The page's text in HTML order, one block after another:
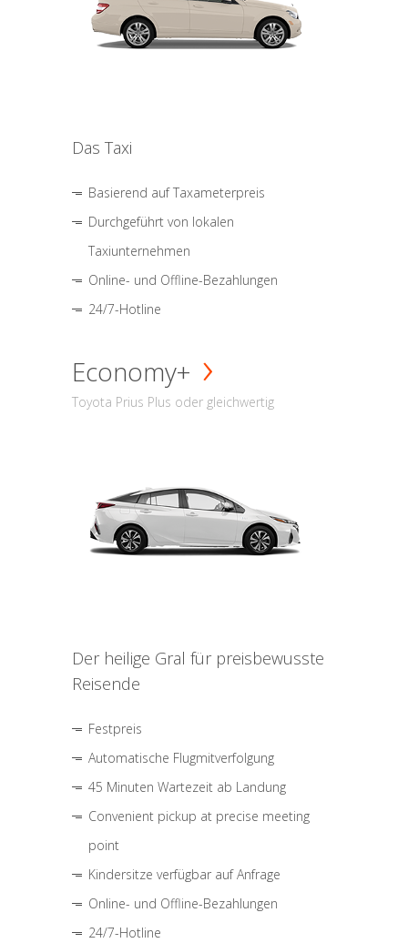
Das Taxi
Basierend auf Taxameterpreis
Durchgeführt von lokalen
Taxiunternehmen
Online- und Offline-Bezahlungen
24/7-Hotline
Economy+
Toyota Prius Plus oder gleichwertig
Der heilige Gral für preisbewusste
Reisende
Festpreis
Automatische Flugmitverfolgung
45 Minuten Wartezeit ab Landung
Convenient pickup at precise meeting
point
Kindersitze verfügbar auf Anfrage
Online- und Offline-Bezahlungen
24/7-Hotline